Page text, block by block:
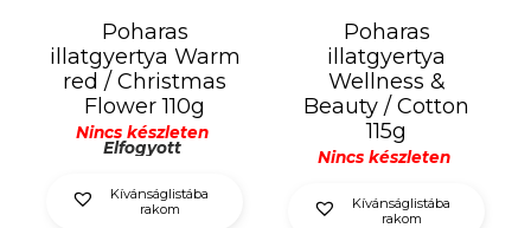
Poharas
illatgyertya Warm
red / Christmas
Flower 110g
Nincs készleten
Elfogyott
Kívánságlistába
rakom
Poharas
illatgyertya
Wellness &
Beauty / Cotton
115g
Nincs készleten
Kívánságlistába
rakom